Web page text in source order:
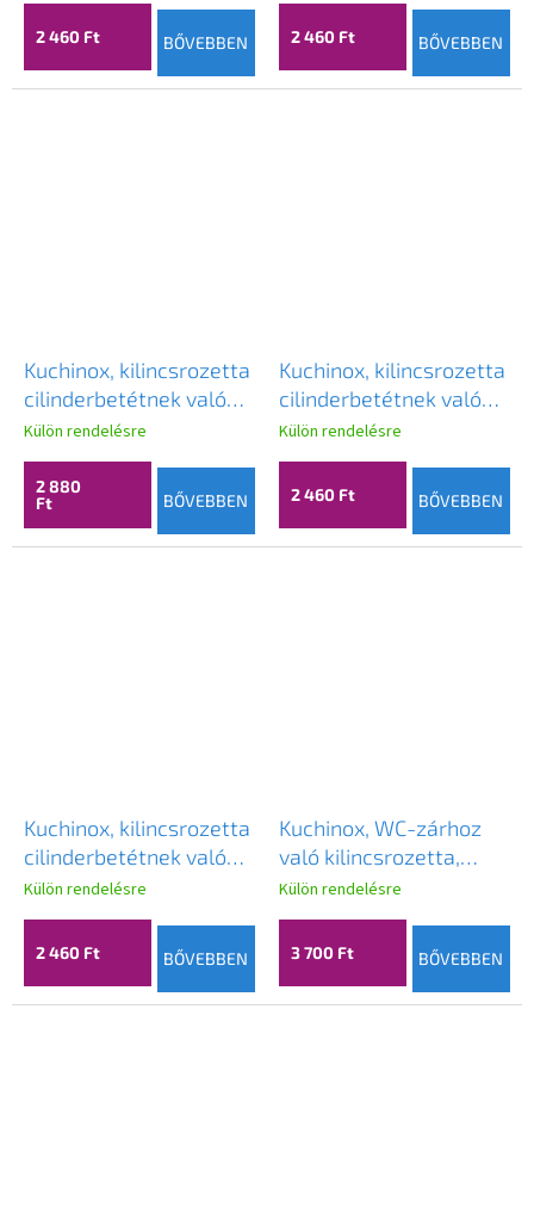
2 460 Ft BŐVEBBEN 2 460 Ft BŐVEBBEN
Kuchinox, kilincsrozetta
cilinderbetétnek való
furattal, fekete-arany,
LAV-LP2_702A
Külön rendelésre
2 880
Ft
BŐVEBBEN
Kuchinox, kilincsrozetta
cilinderbetétnek való
furattal, matt fekete,
LAV-LP2_902A
Külön rendelésre
2 460 Ft BŐVEBBEN
Kuchinox, kilincsrozetta
cilinderbetétnek való
furattal, szálcsiszolt
acél, LAV-LP2_302A
Külön rendelésre
2 460 Ft BŐVEBBEN
Kuchinox, WC-zárhoz
való kilincsrozetta,
grafit, LAV-LP2_503A
Külön rendelésre
3 700 Ft BŐVEBBEN